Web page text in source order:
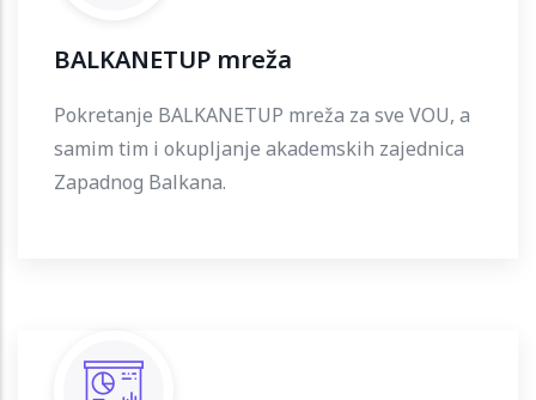
BALKANETUP mreža
Pokretanje BALKANETUP mreža za sve VOU, a
samim tim i okupljanje akademskih zajednica
Zapadnog Balkana.